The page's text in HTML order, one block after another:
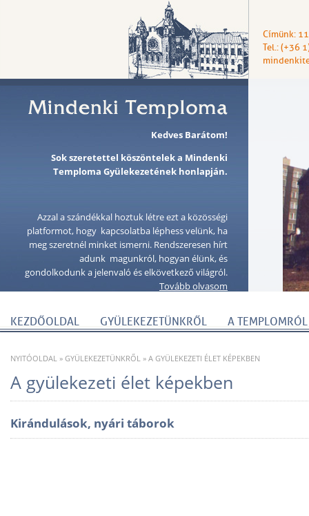
Címünk:
Tel.: (+36
Kedves Barátom!
Sok szeretettel köszöntelek a Mindenki
Temploma Gyülekezetének honlapján.
Azzal a szándékkal hoztuk létre ezt a közösségi
platformot, hogy kapcsolatba léphess velünk, ha
meg szeretnél minket ismerni. Rendszeresen hírt
adunk magunkról, hogyan élünk, és
gondolkodunk a jelenvaló és elkövetkező világról.
Tovább olvasom
KEZDŐOLDAL GYÜLEKEZETÜNKRŐL A TEMPLOMRÓL
NYITÓOLDAL » GYÜLEKEZETÜNKRŐL » A GYÜLEKEZETI ÉLET KÉPEKBEN
A gyülekezeti élet képekben
Kirándulások, nyári táborok